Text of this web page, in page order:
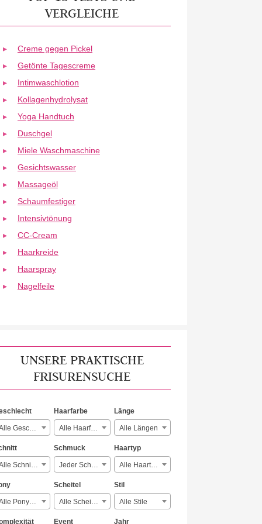
VERGLEICHE
Creme gegen Pickel
Getönte Tagescreme
Intimwaschlotion
Kollagenhydrolysat
Yoga Handtuch
Duschgel
Miele Waschmaschine
Gesichtswasser
Massageöl
Schaumfestiger
Intensivtönung
CC-Cream
Haarkreide
Haarspray
Nagelfeile
UNSERE PRAKTISCHE
FRISURENSUCHE
Alle Geschlechter
Haarfarbe
Alle Haarfarben
Länge
Alle Längen
Alle Schnitte
Schmuck
Jeder Schmuck
Haartyp
Alle Haartypen
Alle Ponyarten
Scheitel
Alle Scheitelarten
Stil
Alle Stile
Event Jahr